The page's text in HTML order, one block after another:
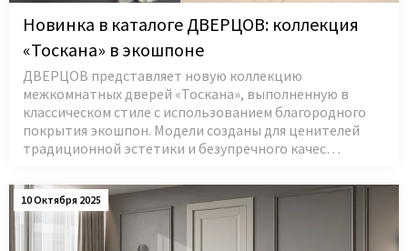
Новинка в каталоге ДВЕРЦОВ: коллекция
«Тоскана» в экошпоне
ДВЕРЦОВ представляет новую коллекцию
межкомнатных дверей «Тоскана», выполненную в
классическом стиле с использованием благородного
покрытия экошпон. Модели созданы для ценителей
традиционной эстетики и безупречного качес…
10 Октября 2025